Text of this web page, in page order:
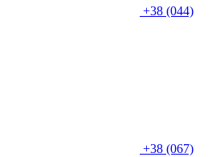
+38 (044)
+38 (067)